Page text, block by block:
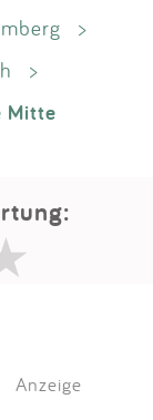
>
>
Mitte
Anzeige